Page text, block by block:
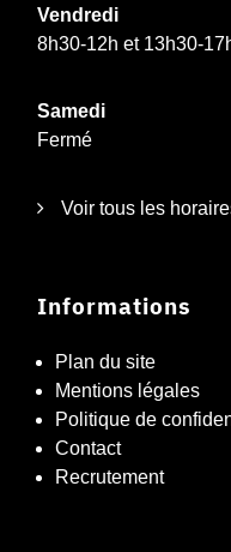
Vendredi
8h30-12h et 13h30-
Samedi
Fermé
Voir tous les
Informations
Plan du site
Mentions légales
Politique de
Contact
Recrutement